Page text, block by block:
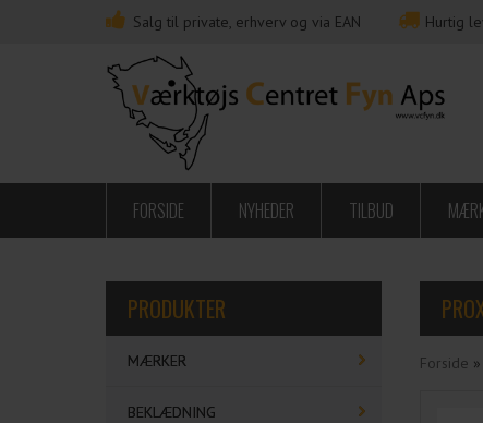
Salg til private, erhverv og via EAN Hurtig
FORSIDE NYHEDER TILBUD
PRODUKTER
MÆRKER
BEKLÆDNING
Forside »